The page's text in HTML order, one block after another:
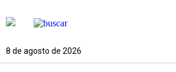
8 de agosto de 2026